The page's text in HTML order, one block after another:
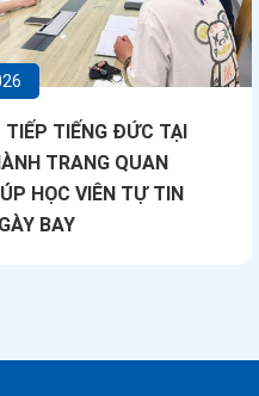
TIẾP TIẾNG ĐỨC TẠI
TRANG QUAN
HỌC VIÊN TỰ TIN
BAY